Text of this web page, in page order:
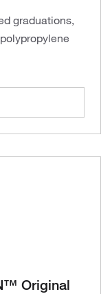
graduations,
Original